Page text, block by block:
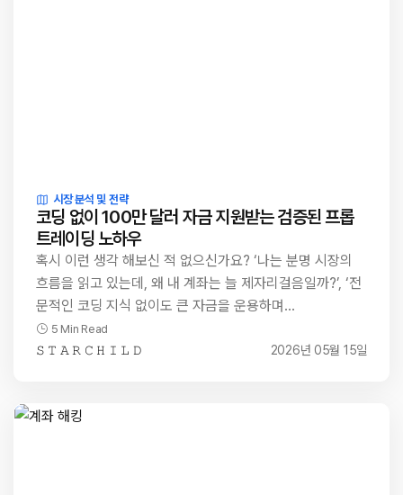
시장 분석 및 전략
코딩 없이 100만 달러 자금 지원받는 검증된 프롭
트레이딩 노하우
혹시 이런 생각 해보신 적 없으신가요? ‘나는 분명 시장의
흐름을 읽고 있는데, 왜 내 계좌는 늘 제자리걸음일까?’, ‘전
문적인 코딩 지식 없이도 큰 자금을 운용하며…
5 Min Read
𝚂 𝚃 𝙰 𝚁 𝙲 𝙷 𝙸 𝙻 𝙳 2026년 05월 15일